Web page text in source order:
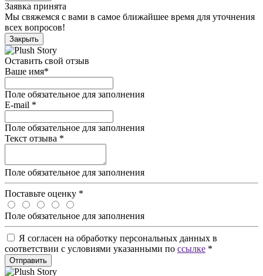
Заявка принята
Мы свяжемся с вами в самое ближайшее время для уточнения
всех вопросов!
Закрыть
Оставить свой отзыв
Ваше имя*
Поле обязательное для заполнения
E-mail *
Поле обязательное для заполнения
Текст отзыва *
Поле обязательное для заполнения
Поставьте оценку *
Поле обязательное для заполнения
Я согласен на обработку персональных данных в
соответствии с условиями указанными по ссылке *
Отправить